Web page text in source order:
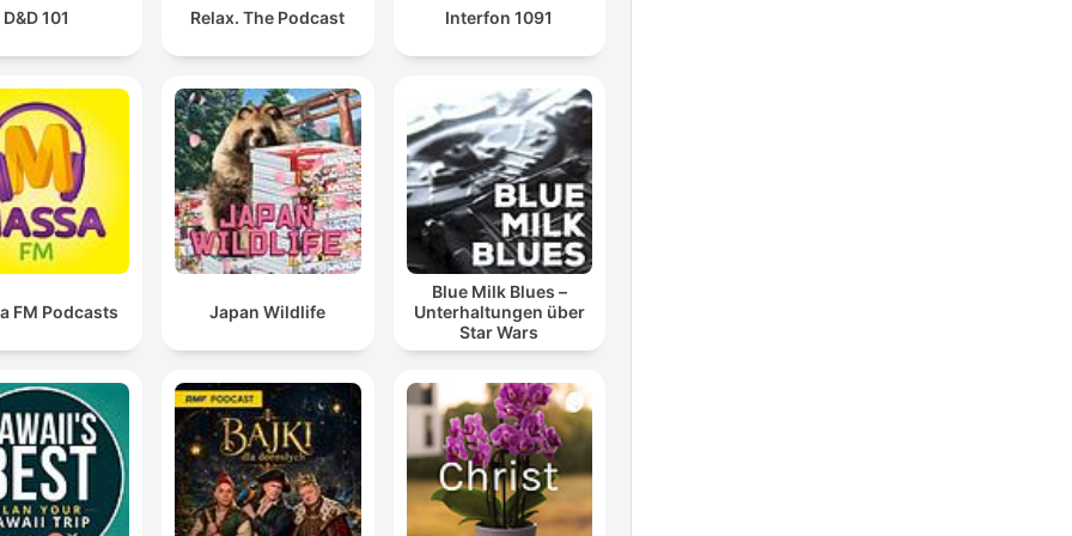
D&D 101 Relax. The Podcast Interfon 1091
FM Podcasts Japan Wildlife
Blue Milk Blues –
Unterhaltungen über
Star Wars